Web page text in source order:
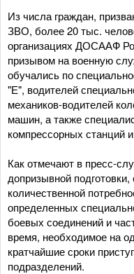
Из числа граждан,
ЗВО, более 20 тыс.
организациях ДОСААФ
призывом на военную
обучались по
"Е", водителей
механиков-водителей
машин, а также
компрессорных станций
Как отмечают в пресс-
допризывной
количественной
определенных
боевых соединений и
время, необходимое на
кратчайшие сроки
подразделений.